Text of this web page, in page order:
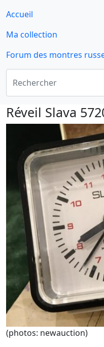
Accueil
Ma collection
Forum des montres
Réveil Slava
(photos: newauction)